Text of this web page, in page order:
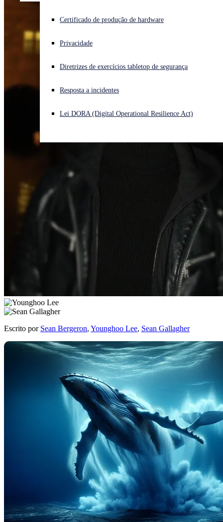
Enfrentando um ataque cibernético? Obtenha ajuda imediata
Iniciar sessão
Português (Brasil) Open language switcher
Certificado de produção de hardware
Privacidade
Diretrizes de exercícios tabletop de segurança
Resposta a incidentes
Lei DORA (Digital Operational Resilience Act)
Escrito por Sean Bergeron, Younghoo Lee, Sean Gallagher